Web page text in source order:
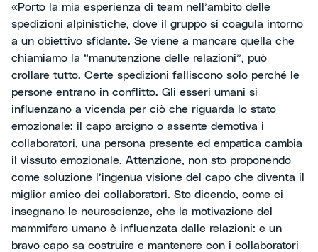
«Porto la mia esperienza di team nell’ambito delle
spedizioni alpinistiche, dove il gruppo si coagula intorno
a un obiettivo sfidante. Se viene a mancare quella che
chiamiamo la “manutenzione delle relazioni”, può
crollare tutto. Certe spedizioni falliscono solo perché le
persone entrano in conflitto. Gli esseri umani si
influenzano a vicenda per ciò che riguarda lo stato
emozionale: il capo arcigno o assente demotiva i
collaboratori, una persona presente ed empatica cambia
il vissuto emozionale. Attenzione, non sto proponendo
come soluzione l’ingenua visione del capo che diventa il
miglior amico dei collaboratori. Sto dicendo, come ci
insegnano le neuroscienze, che la motivazione del
mammifero umano è influenzata dalle relazioni: e un
bravo capo sa costruire e mantenere con i collaboratori